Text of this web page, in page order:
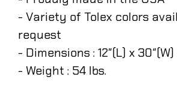
- Variety of Tolex colors
request
- Dimensions : 12″(L) x 30″(W)
- Weight : 54 lbs.